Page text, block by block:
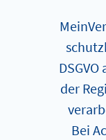
der
Bei